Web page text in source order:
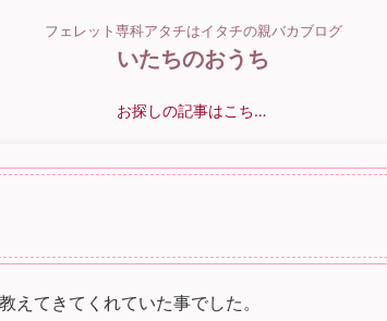
フェレット専科アタチはイタチの親バカブログ
いたちのおうち
お探しの記事はこちら？
えてきてくれていた事でした。